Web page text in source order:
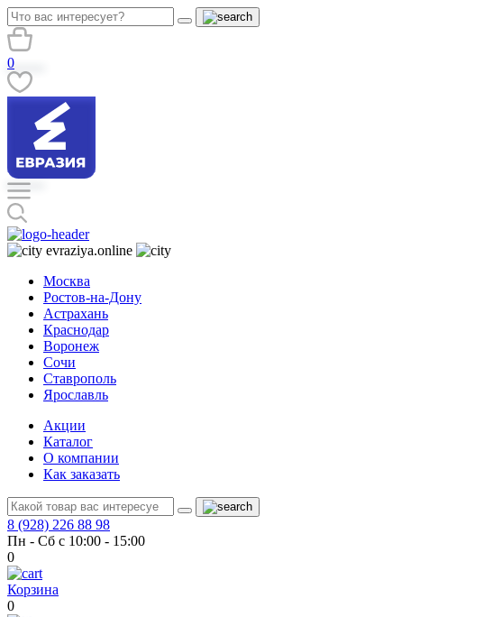
0
evraziya.online
Москва
Ростов-на-Дону
Астрахань
Краснодар
Воронеж
Сочи
Ставрополь
Ярославль
Акции
Каталог
О компании
Как заказать
8 (928) 226 88 98
Пн - Сб с 10:00 - 15:00
0
Корзина
0